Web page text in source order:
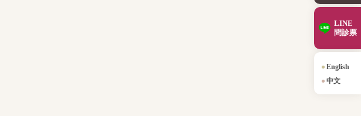
LINE
問診票
English
中文